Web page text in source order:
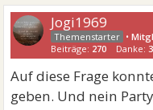
Jogi1969
•
Beiträge: 270 Danke:
Auf diese Frage
geben. Und nein